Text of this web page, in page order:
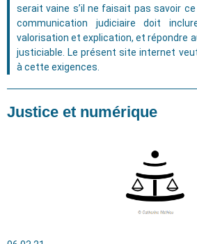
serait vaine s’il ne faisait pas savoir
communication judiciaire doit
valorisation et explication, et répondre
justiciable. Le présent site internet
à cette exigences.
Justice et numérique